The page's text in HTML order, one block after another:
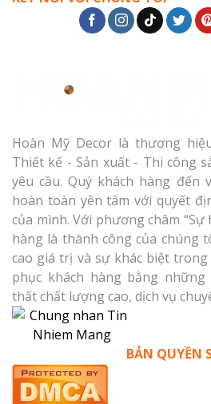
Hoàn Mỹ Decor là thương
Thiết kế - Sản xuất - Thi công
yêu cầu. Quý khách hàng đến
hoàn toàn yên tâm với quyết
của mình. Với phương châm
hàng là thành công của chúng
cao giá trị và sự khác biệt
phục khách hàng bằng
thất chất lượng cao, dịch vụ
BẢN QUYỀN